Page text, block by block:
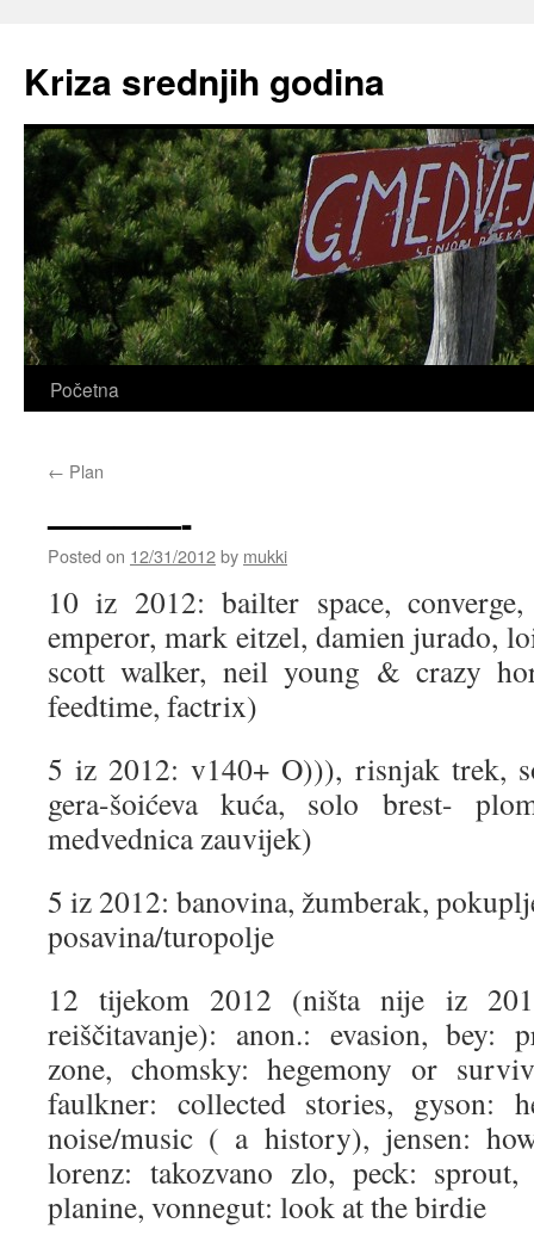
content
Kriza srednjih godina
Početna
← Plan
————-
Posted on 12/31/2012by mukki
10 iz 2012: bailter space,
emperor, mark eitzel, damien jurado,
scott walker, neil young & crazy
feedtime, factrix)
5 iz 2012: v140+ O))), risnjak trek,
gera-šoićeva kuća, solo brest-
medvednica zauvijek)
5 iz 2012: banovina, žumberak,
posavina/turopolje
12 tijekom 2012 (ništa nije iz
reiščitavanje): anon.: evasion, bey:
zone, chomsky: hegemony or
faulkner: collected stories,
noise/music ( a history), jensen:
lorenz: takozvano zlo, peck:
planine, vonnegut: look at the birdie